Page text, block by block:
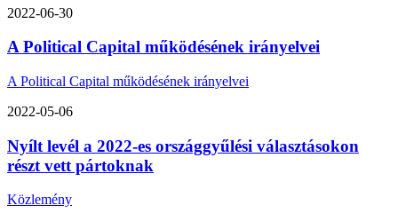
2022-06-30
A Political Capital működésének irányelvei
A Political Capital működésének irányelvei
2022-05-06
Nyílt levél a 2022-es országgyűlési választásokon
részt vett pártoknak
Közlemény